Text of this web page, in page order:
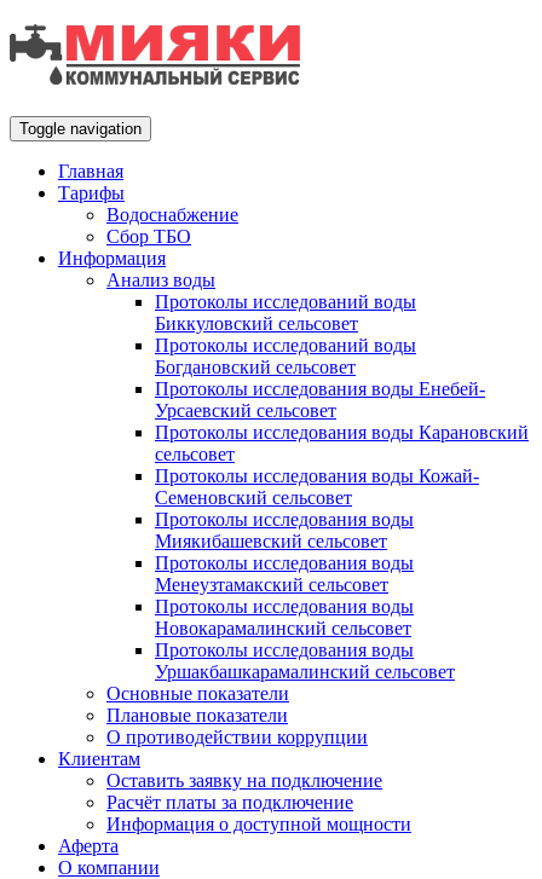
Toggle navigation
Главная
Тарифы
Водоснабжение
Сбор ТБО
Информация
Анализ воды
Протоколы исследований воды
Биккуловский сельсовет
Протоколы исследований воды
Богдановский сельсовет
Протоколы исследования воды Енебей-
Урсаевский сельсовет
Протоколы исследования воды Карановский
сельсовет
Протоколы исследования воды Кожай-
Семеновский сельсовет
Протоколы исследования воды
Миякибашевский сельсовет
Протоколы исследования воды
Менеузтамакский сельсовет
Протоколы исследования воды
Новокарамалинский сельсовет
Протоколы исследования воды
Уршакбашкарамалинский сельсовет
Основные показатели
Плановые показатели
О противодействии коррупции
Клиентам
Оставить заявку на подключение
Расчёт платы за подключение
Информация о доступной мощности
Аферта
О компании